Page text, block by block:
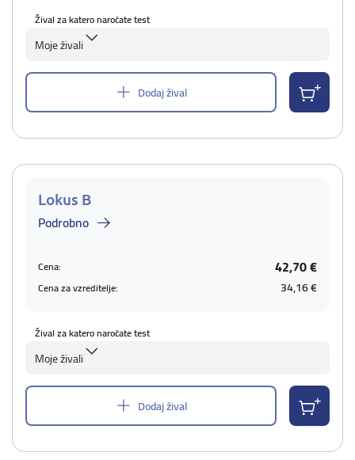
Žival za katero naročate test
Moje živali
Dodaj žival
Lokus B
Podrobno
Cena: 42,70 €
Cena za vzreditelje: 34,16 €
Žival za katero naročate test
Moje živali
Dodaj žival